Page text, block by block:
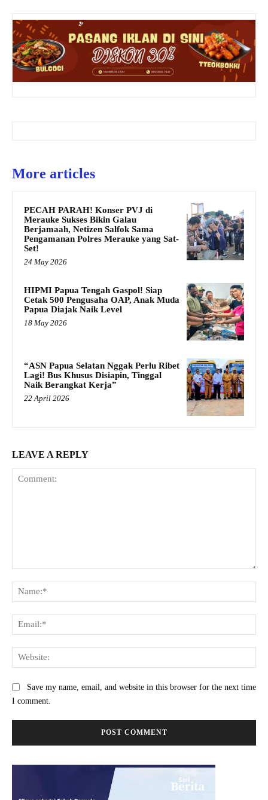
More articles
PECAH PARAH! Konser PVJ di
Merauke Sukses Bikin Galau
Berjamaah, Netizen Salfok Sama
Pengamanan Polres Merauke yang Sat-
Set!
24 May 2026
HIPMI Papua Tengah Gaspol! Siap
Cetak 500 Pengusaha OAP, Anak Muda
Papua Diajak Naik Level
18 May 2026
“ASN Papua Selatan Nggak Perlu Ribet
Lagi! Bus Khusus Disiapin, Tinggal
Naik Berangkat Kerja”
22 April 2026
LEAVE A REPLY
Save my name, email, and website in this browser for the next time
I comment.